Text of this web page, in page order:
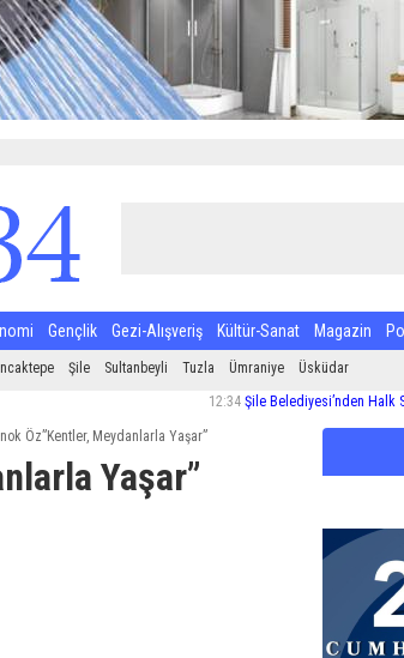
Gençlik Gezi-Alışveriş Kültür-Sanat Magazin
Şile Sultanbeyli Tuzla Ümraniye
Üsküdar
Şile Belediyesi’nden Halk Sağlığı
Öz”Kentler, Meydanlarla Yaşar”
Yaşar”